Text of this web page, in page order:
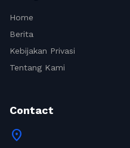
Home
Berita
Kebijakan Privasi
Tentang Kami
Contact
location_on